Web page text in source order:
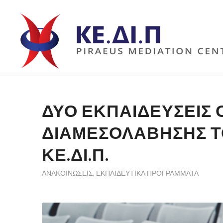
ΔΥΟ ΕΚΠΑΙΔΕΥΣΕΙΣ
ΔΙΑΜΕΣΟΛΑΒΗΣΗΣ
ΚΕ.ΔΙ.Π.
ΑΝΑΚΟΙΝΏΣΕΙΣ, ΕΚΠΑΙΔΕΥΤΙΚΆ ΠΡΟΓΡΆΜΜΑΤΑ